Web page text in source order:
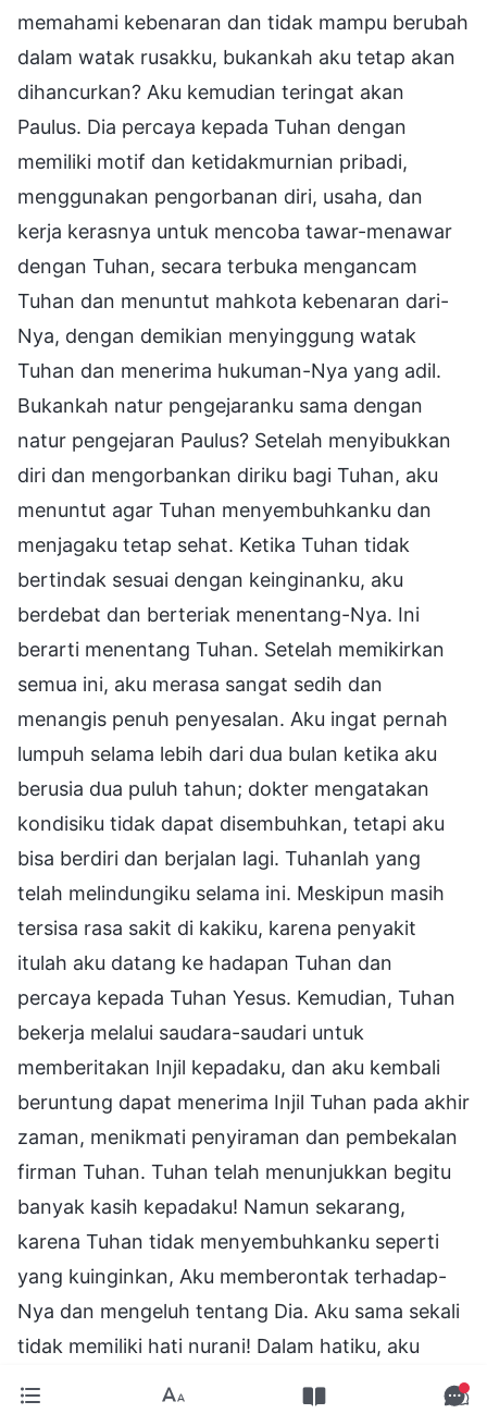
memahami kebenaran dan tidak mampu berubah
dalam watak rusakku, bukankah aku tetap akan
dihancurkan? Aku kemudian teringat akan
Paulus. Dia percaya kepada Tuhan dengan
memiliki motif dan ketidakmurnian pribadi,
menggunakan pengorbanan diri, usaha, dan
kerja kerasnya untuk mencoba tawar-menawar
dengan Tuhan, secara terbuka mengancam
Tuhan dan menuntut mahkota kebenaran dari-
Nya, dengan demikian menyinggung watak
Tuhan dan menerima hukuman-Nya yang adil.
Bukankah natur pengejaranku sama dengan
natur pengejaran Paulus? Setelah menyibukkan
diri dan mengorbankan diriku bagi Tuhan, aku
menuntut agar Tuhan menyembuhkanku dan
menjagaku tetap sehat. Ketika Tuhan tidak
bertindak sesuai dengan keinginanku, aku
berdebat dan berteriak menentang-Nya. Ini
berarti menentang Tuhan. Setelah memikirkan
semua ini, aku merasa sangat sedih dan
menangis penuh penyesalan. Aku ingat pernah
lumpuh selama lebih dari dua bulan ketika aku
berusia dua puluh tahun; dokter mengatakan
kondisiku tidak dapat disembuhkan, tetapi aku
bisa berdiri dan berjalan lagi. Tuhanlah yang
telah melindungiku selama ini. Meskipun masih
tersisa rasa sakit di kakiku, karena penyakit
itulah aku datang ke hadapan Tuhan dan
percaya kepada Tuhan Yesus. Kemudian, Tuhan
bekerja melalui saudara-saudari untuk
memberitakan Injil kepadaku, dan aku kembali
beruntung dapat menerima Injil Tuhan pada akhir
zaman, menikmati penyiraman dan pembekalan
firman Tuhan. Tuhan telah menunjukkan begitu
banyak kasih kepadaku! Namun sekarang,
karena Tuhan tidak menyembuhkanku seperti
yang kuinginkan, Aku memberontak terhadap-
Nya dan mengeluh tentang Dia. Aku sama sekali
tidak memiliki hati nurani! Dalam hatiku, aku